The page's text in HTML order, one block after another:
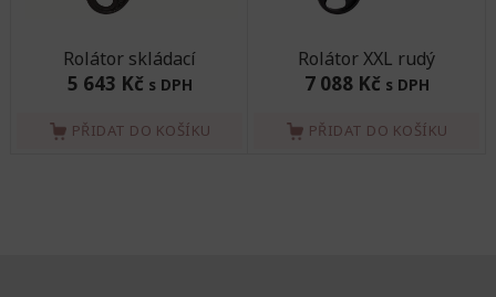
Rolátor skládací
5 643 Kč s DPH
PŘIDAT DO KOŠÍKU
Rolátor XXL rudý
7 088 Kč s DPH
PŘIDAT DO KOŠÍKU